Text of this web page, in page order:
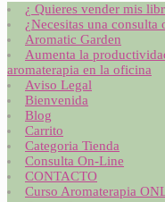
¿ Quieres vender mis
¿Necesitas una
Aromatic Garden
Aumenta la
aromaterapia en la oficina
Aviso Legal
Bienvenida
Blog
Carrito
Categoria Tienda
Consulta On-Line
CONTACTO
Curso Aromaterapia